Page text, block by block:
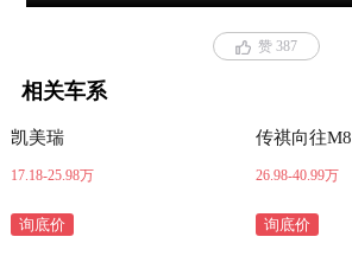
赞 387
相关车系
凯美瑞
17.18-25.98万
询底价
传祺向往M8
26.98-40.99万
询底价